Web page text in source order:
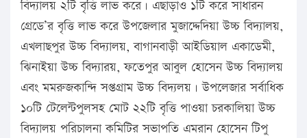
বিদ্যালয় ২টি বৃত্তি লাভ করে। এছাড়াও ১টি করে সাধারন
গ্রেডে’র বৃত্তি লাভ করে উপজেলার মুজাদ্দেদিয়া উচ্চ বিদ্যালয়,
এখলাছপুর উচ্চ বিদ্যালয়, বাগানবাড়ী আইডিয়াল একাডেমী,
ঝিনাইয়া উচ্চ বিদ্যারয়, ফতেপুর আবুল হোসেন উচ্চ বিদ্যালয়
এবং মমরুজকান্দি সপ্তগ্রাম উচ্চ বিদ্যলয়। উপলেজার সর্বাধিক
১০টি টেলেন্টপুলসহ মোট ২২টি বৃত্তি পাওয়া চরকালিয়া উচ্চ
বিদ্যালয় পরিচালনা কমিটির সভাপতি এমরান হোসেন টিপু